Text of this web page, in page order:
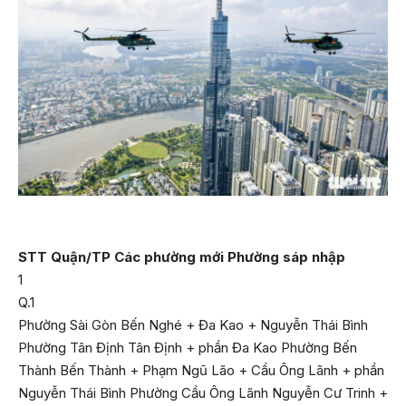
STT Quận/TP Các phường mới Phường sáp nhập
1
Q.1
Phường Sài Gòn Bến Nghé + Đa Kao + Nguyễn Thái Bình
Phường Tân Định Tân Định + phần Đa Kao Phường Bến
Thành Bến Thành + Phạm Ngũ Lão + Cầu Ông Lãnh + phần
Nguyễn Thái Bình Phường Cầu Ông Lãnh Nguyễn Cư Trinh +